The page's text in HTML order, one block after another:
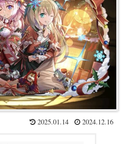
2025.01.14 2024.12.16